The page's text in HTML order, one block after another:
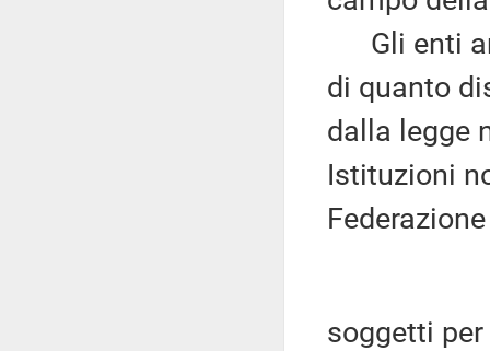
Gli enti
di quanto
dalla legge
Istituzioni
soggetti